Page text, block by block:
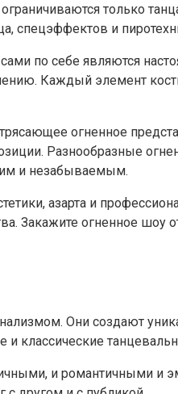
только
спецэффектов и
по себе являются
Каждый элемент
огненное
Разнообразные
и незабываемым.
азарта и
Закажите огненное
Они создают
и классические
и романтичными и